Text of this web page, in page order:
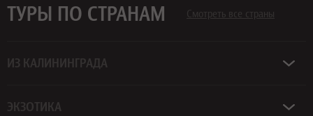
ТУРЫ ПО СТРАНАМ Смотреть все страны
ИЗ КАЛИНИНГРАДА
ЭКЗОТИКА